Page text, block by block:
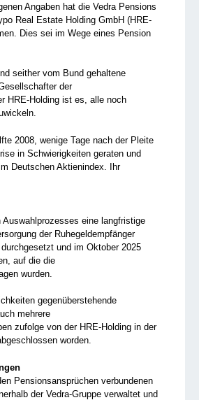
Angaben hat die Vedra Pensions
Real Estate Holding GmbH (HRE-
Dies sei im Wege eines Pension
seither vom Bund gehaltene
der
HRE-Holding ist es, alle noch
2008, wenige Tage nach der Pleite
in Schwierigkeiten geraten und
Deutschen Aktienindex. Ihr
eine langfristige
der Ruhegeldempfänger
und im Oktober 2025
auf die die
wurden.
gegenüberstehende
mehrere
zufolge von der HRE-Holding in der
worden.
Pensionsansprüchen verbundenen
der Vedra-Gruppe verwaltet und